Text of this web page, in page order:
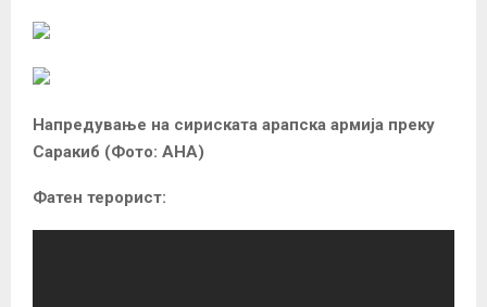
Напредување на сириската арапска армија преку
Саракиб (Фото: АНА)
Фатен терорист: